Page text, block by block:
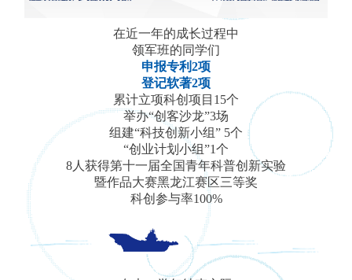
在近一年的成长过程中
领军班的同学们
申报专利2项
登记软著2项
累计立项科创项目15个
举办“创客沙龙”3场
组建“科技创新小组” 5个
“创业计划小组”1个
8人获得第十一届全国青年科普创新实验
暨作品大赛黑龙江赛区三等奖
科创参与率100%